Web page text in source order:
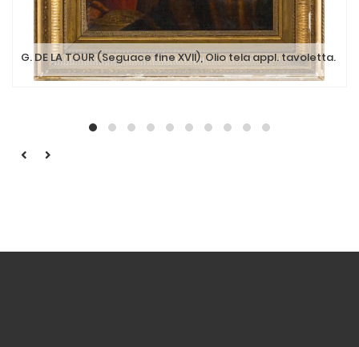
G. DE LA TOUR (Seguace fine XVII), Olio tela appl. tavoletta.